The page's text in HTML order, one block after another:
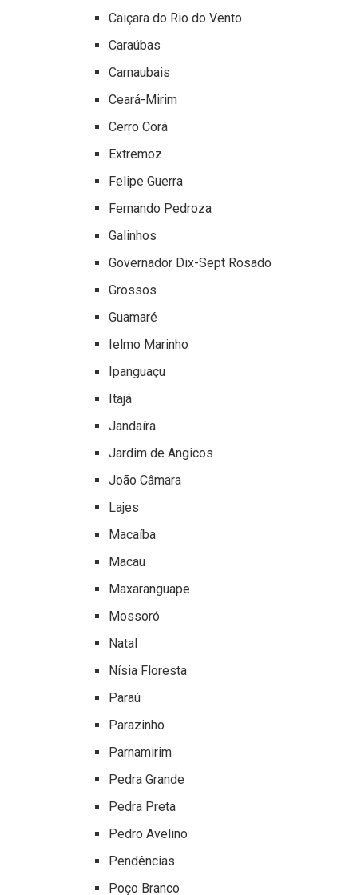
Caiçara do Rio do Vento
Caraúbas
Carnaubais
Ceará-Mirim
Cerro Corá
Extremoz
Felipe Guerra
Fernando Pedroza
Galinhos
Governador Dix-Sept Rosado
Grossos
Guamaré
Ielmo Marinho
Ipanguaçu
Itajá
Jandaíra
Jardim de Angicos
João Câmara
Lajes
Macaíba
Macau
Maxaranguape
Mossoró
Natal
Nísia Floresta
Paraú
Parazinho
Parnamirim
Pedra Grande
Pedra Preta
Pedro Avelino
Pendências
Poço Branco